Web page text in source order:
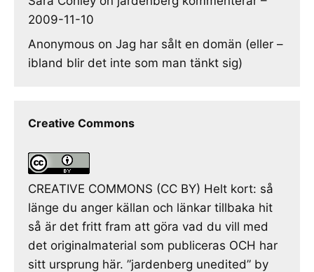
2009-11-10
Anonymous on Jag har sålt en domän (eller –
ibland blir det inte som man tänkt sig)
Creative Commons
CREATIVE COMMONS (CC BY) Helt kort: så
länge du anger källan och länkar tillbaka hit
så är det fritt fram att göra vad du vill med
det originalmaterial som publiceras OCH har
sitt ursprung här. ”jardenberg unedited” by